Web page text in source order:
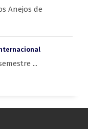
Anejos de
...